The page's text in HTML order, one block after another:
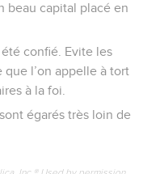
beau capital placé en
confié. Evite les
que l’on appelle à tort
à la foi.
égarés très loin de